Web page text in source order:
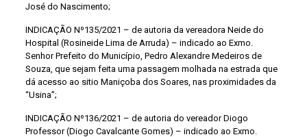
José do Nascimento;
INDICAÇÃO Nº135/2021 – de autoria da vereadora Neide do
Hospital (Rosineide Lima de Arruda) – indicado ao Exmo.
Senhor Prefeito do Município, Pedro Alexandre Medeiros de
Souza, que sejam feita uma passagem molhada na estrada que
dá acesso ao sitio Maniçoba dos Soares, nas proximidades da
“Usina”;
INDICAÇÃO Nº136/2021 – de autoria do vereador Diogo
Professor (Diogo Cavalcante Gomes) – indicado ao Exmo.